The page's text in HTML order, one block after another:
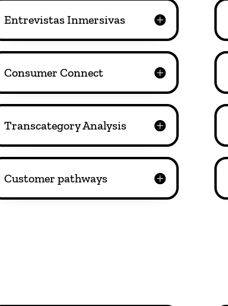
Entrevistas Inmersivas
Consumer Connect
Transcategory Analysis
Customer pathways